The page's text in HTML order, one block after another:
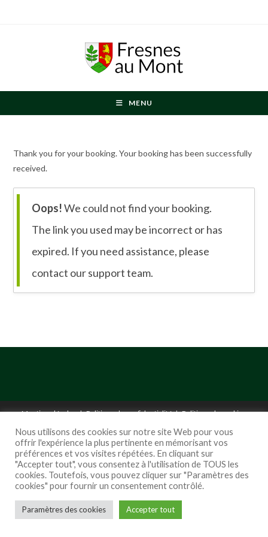
MENU
Thank you for your booking. Your booking has been successfully
received.
Oops!We could not find your booking.
The link you used may be incorrect or has
expired. If you need assistance, please
contact our support team.
Mentions légales Politique de confidentialité Politique de cookies
Copyright : SO grafic -so.grafic@gmail.com
Nous utilisons des cookies sur notre site Web pour vous
offrir l'expérience la plus pertinente en mémorisant vos
préférences et vos visites répétées. En cliquant sur
"Accepter tout", vous consentez à l'utilisation de TOUS les
cookies. Toutefois, vous pouvez cliquer sur "Paramètres des
cookies" pour fournir un consentement contrôlé.
Paramètres des cookies Accepter tout